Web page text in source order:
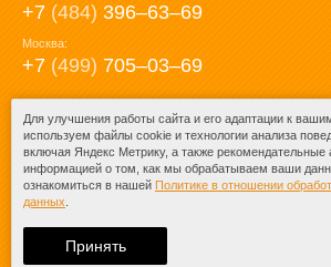
+7 (484) 396‒63‒69
Москва:
+7 (499) 705‒03‒69
E-mail:
mail@posuda40.ru
При любом копировании информации
ссылка на
Для улучшения работы сайта и его адаптации к
используем файлы cookie и технологии анализа
включая Яндекс Метрику, а также
информацией о том, как мы обрабатываем ваши
ознакомиться в нашей Политике в отношении
данных
Принять